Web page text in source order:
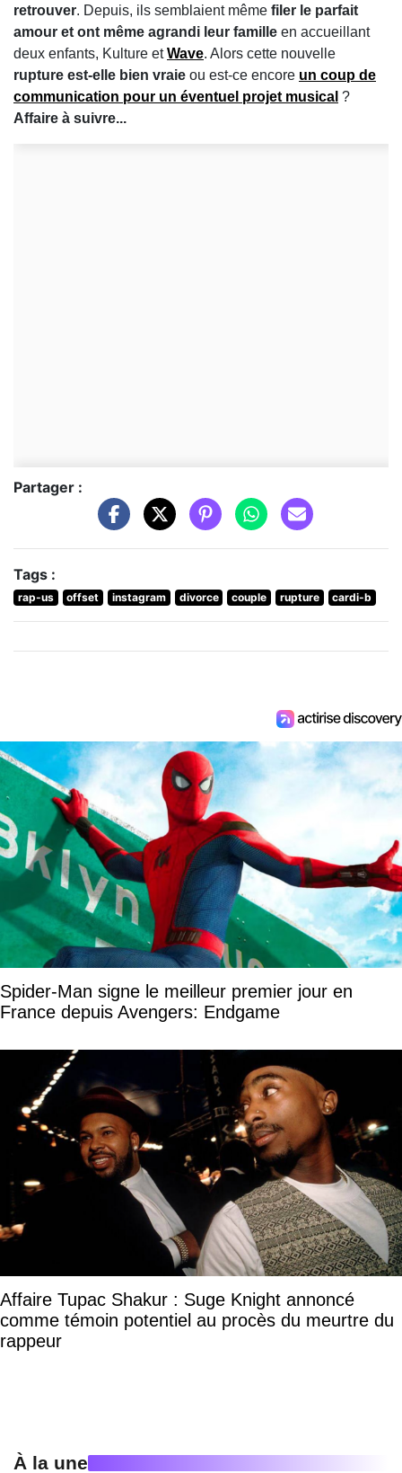
retrouver. Depuis, ils semblaient même filer le parfait
amour et ont même agrandi leur famille en accueillant
deux enfants, Kulture etWave. Alors cette nouvelle
rupture est-elle bien vraie ou est-ce encore un coup de
communication pour un éventuel projet musical ?
Affaire à suivre...
Partager :
Tags :
rap-us offset instagram divorce couple rupture cardi-b
Spider-Man signe le meilleur premier jour en
France depuis Avengers: Endgame
Affaire Tupac Shakur : Suge Knight annoncé
comme témoin potentiel au procès du meurtre du
rappeur
À la une